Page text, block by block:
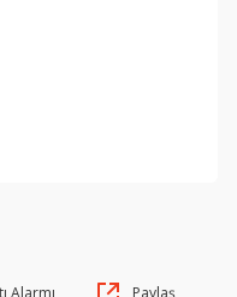
Alarmı Paylaş